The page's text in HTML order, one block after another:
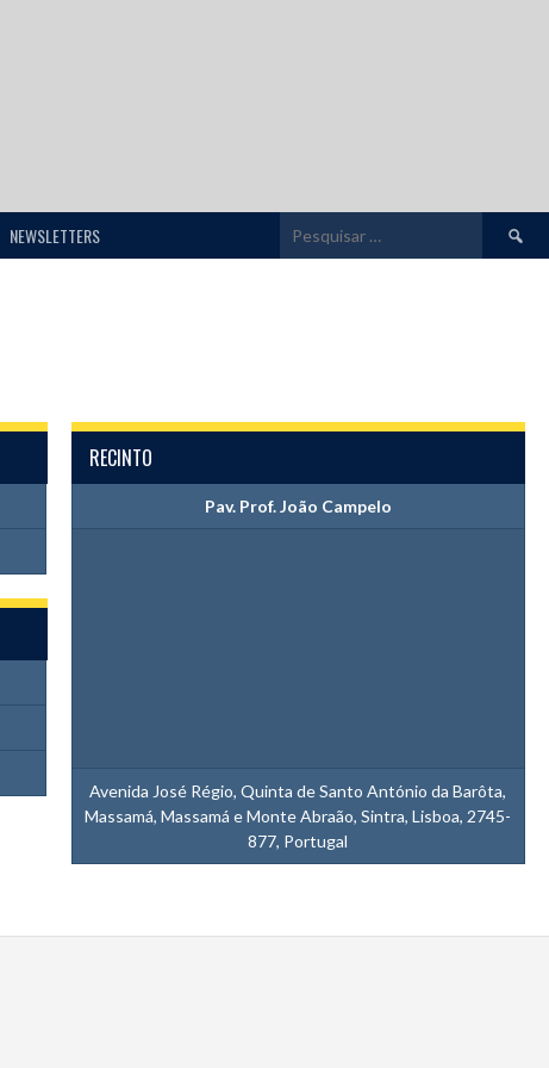
NEWSLETTERS
por:
RECINTO
Pav. Prof. João Campelo
Avenida José Régio, Quinta de Santo António da Barôta,
Massamá, Massamá e Monte Abraão, Sintra, Lisboa, 2745-
877, Portugal